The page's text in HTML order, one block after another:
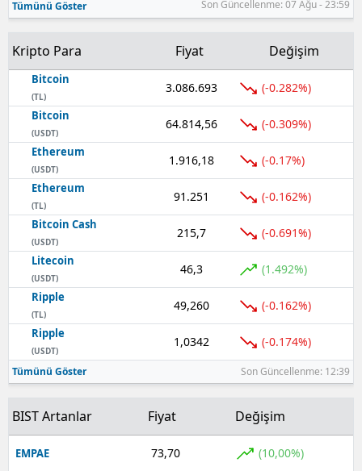
Sinop
Sivas
Tekirdağ
Tokat
Trabzon
Şanlıurfa
Uşak
Van
Zonguldak
Aksaray
Tümünü Göster Son Güncellenme: 07 Ağu - 23:59
Kripto Para Fiyat Değişim
Bitcoin
(TL)
3.086.693 (-0.282%)
Bitcoin
(USDT)
64.814,56 (-0.309%)
Ethereum
(USDT)
1.916,18 (-0.17%)
Ethereum
(TL)
91.251 (-0.162%)
Bitcoin Cash
(USDT)
215,7 (-0.691%)
Litecoin
(USDT)
46,3 (1.492%)
Ripple
(TL)
49,260 (-0.162%)
Ripple
(USDT)
1,0342 (-0.174%)
Tümünü Göster Son Güncellenme: 12:39
BIST Artanlar Fiyat Değişim
EMPAE 73,70 (10,00%)